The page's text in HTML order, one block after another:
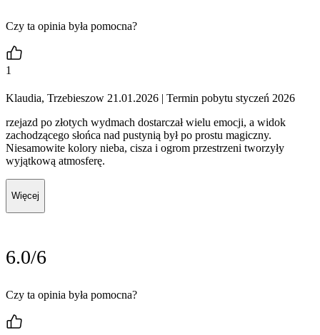
Czy ta opinia była pomocna?
1
Klaudia, Trzebieszow 21.01.2026 | Termin pobytu styczeń 2026
rzejazd po złotych wydmach dostarczał wielu emocji, a widok
zachodzącego słońca nad pustynią był po prostu magiczny.
Niesamowite kolory nieba, cisza i ogrom przestrzeni tworzyły
wyjątkową atmosferę.
Więcej
6.0/6
Czy ta opinia była pomocna?